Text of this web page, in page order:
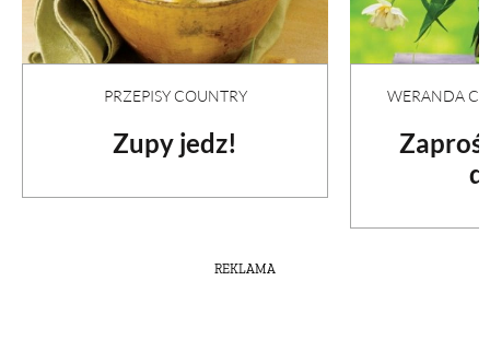
PRZEPISY COUNTRY
Zupy jedz!
WERANDA
Zaproś
REKLAMA